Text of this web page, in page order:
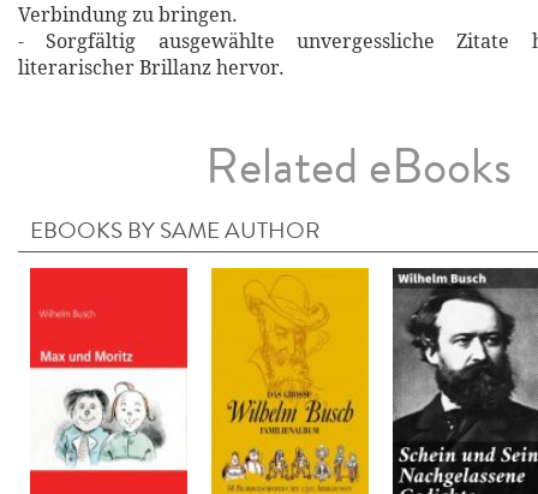
Verbindung zu bringen.
- Sorgfältig ausgewählte unvergessliche Zitate
literarischer Brillanz hervor.
Related eBooks
EBOOKS BY SAME AUTHOR